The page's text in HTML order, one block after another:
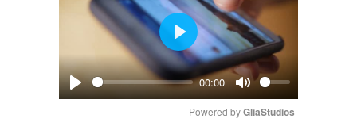
Play
00:00
Mute
Play
Powered by GliaStudios